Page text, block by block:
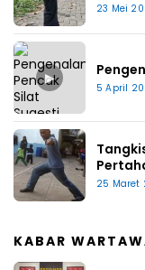
23 Mei
▶
5 April
25 Maret
KABAR